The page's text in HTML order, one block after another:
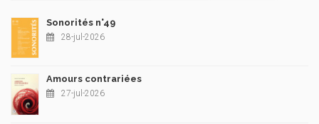
Sonorités n°49
28-jul-2026
Amours contrariées
27-jul-2026